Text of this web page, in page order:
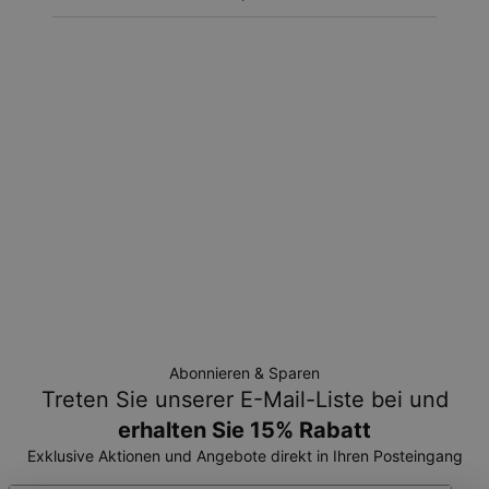
Abonnieren & Sparen
Treten Sie unserer E-Mail-Liste bei und
erhalten Sie 15% Rabatt
Exklusive Aktionen und Angebote direkt in Ihren Posteingang